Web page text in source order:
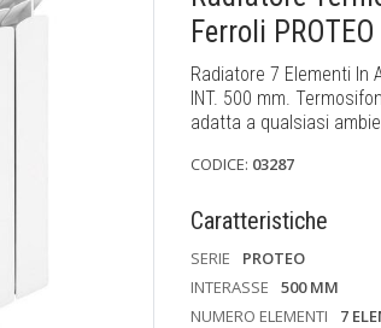
Ferroli
Radiatore 7 Elementi In
INT. 500 mm.
adatta a qualsiasi
CODICE: 03287
Caratteristiche
SERIE
PROTEO
INTERASSE
500 MM
NUMERO ELEMENTI
7